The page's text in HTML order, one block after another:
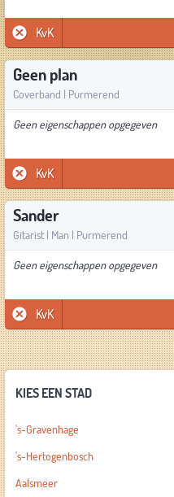
KvK
Geen plan
Coverband | Purmerend
Geen eigenschappen opgegeven
KvK
Sander
Gitarist | Man | Purmerend
Geen eigenschappen opgegeven
KvK
KIES EEN STAD
's-Gravenhage
's-Hertogenbosch
Aalsmeer